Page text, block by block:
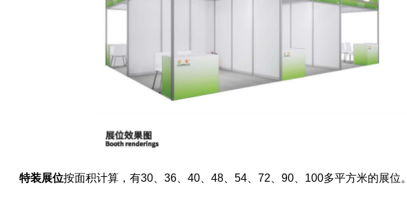
特装展位按面积计算，有30、36、40、48、54 72 、90 、100多平方米的展位。